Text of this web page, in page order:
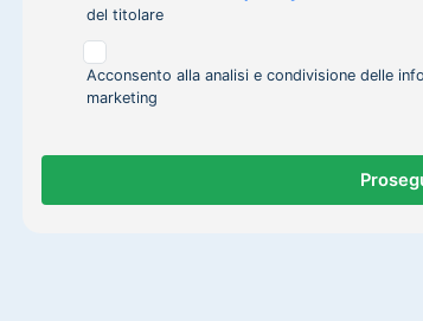
del titolare
Acconsento alla analisi e condivisione delle
marketing